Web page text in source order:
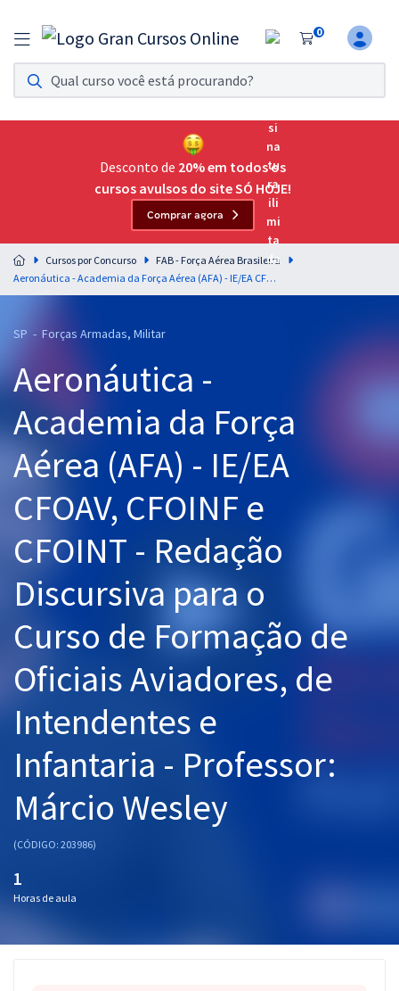
0
Assinatura Ilimitada 11
Acesso a todos os cursos. Teste grátis por 7 dias!
Assinatura OAB Até Passar
Acesso ilimitado a toda preparação para o Exame da
Residências Multiprofissionais
Preparação completa e intensiva para as principais
residências em saúde do Brasil
Cursos 20% OFF
Pós
Graduação
OAB
Questões grátis
Aprovados
Desconto de 20% em todos os
cursos avulsos do site SÓ HOJE!
Comprar agora
Cursos por Concurso
FAB - Força Aérea Brasileira
Aeronáutica - Academia da Força Aérea (AFA) - IE/EA CFOAV, CFOINF e CFOINT - Redação Discursiva para o Curso de Formação de Oficiais Aviadores, de Intendentes e Infantaria - Professor: Márcio Wesley
SP - Forças Armadas, Militar
Aeronáutica -
Academia da Força
Aérea (AFA) - IE/EA
CFOAV, CFOINF e
CFOINT - Redação
Discursiva para o
Curso de Formação de
Oficiais Aviadores, de
Intendentes e
Infantaria - Professor:
Márcio Wesley
(CÓDIGO: 203986)
1
Horas de aula